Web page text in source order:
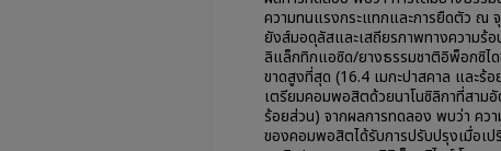
ความทนแรงกระแทกและการยืดตัว ณ
ยังส์มอดุลัสและเสถียรภาพทางความ
ลิแล็กทิกแอซิด/ยางธรรมชาติอิพ็อกซิไ
ขาดสูงที่สุด (16.4 เมกะปาสคาล และร้
เตรียมคอมพอสิตด้วยนาโนซิลิกาที่สาม
ร้อยส่วน) จากผลการทดลอง พบว่า คว
ของคอมพอสิตได้รับการปรับปรุงเมื่อ